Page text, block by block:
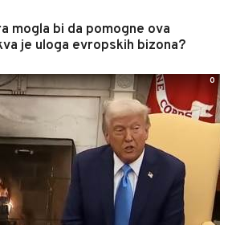
mogla bi da pomogne ova
je uloga evropskih bizona?
0